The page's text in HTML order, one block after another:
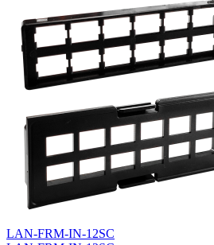
LAN-FRM-IN-12SC